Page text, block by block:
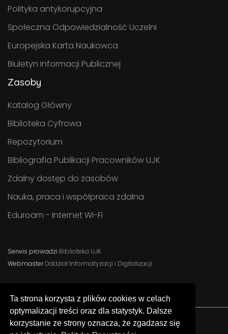
Polityka antykorupcyjna
Społeczna Odpowiedzialność Uczelni
Europejska Karta Naukowca
Biuletyn Informacji Publicznej
Zasoby
Katalog Główny
Biblioteka Cyfrowa
Repozytorium
Bibliografia Publikacji Pracowników UJK
Zdalny dostęp do zasobów
Nauka, praca i współpraca zdalna
Eduroam - Internet Wi-Fi
Serwis prowadzi Biblioteka UJK
WebmasterOddział Informatyzacji i Digitalizacji
Ta strona korzysta z plików cookies w celach
optymalizacji treści oraz dla statystyk. Dalsze
korzystanie ze strony oznacza, że zgadzasz się